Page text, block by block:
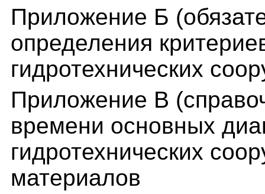
Приложение Б
определения
гидротехнических
Приложение В
времени основных
гидротехнических
материалов